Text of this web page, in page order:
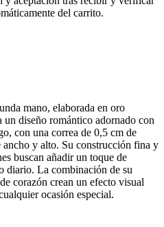
del carrito.
mano, elaborada en oro
diseño romántico adornado con
con una correa de 0,5 cm de
ancho y alto. Su construcción fina y
buscan añadir un toque de
diario. La combinación de su
corazón crean un efecto visual
ocasión especial.